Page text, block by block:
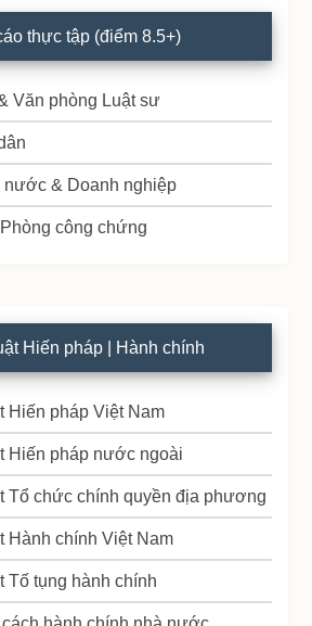
thực tập (điểm 8.5+)
Văn phòng Luật sư
& Doanh nghiệp
công chứng
Hiến pháp | Hành chính
Hiến pháp Việt Nam
Hiến pháp nước ngoài
Tổ chức chính quyền địa phương
Hành chính Việt Nam
Tố tụng hành chính